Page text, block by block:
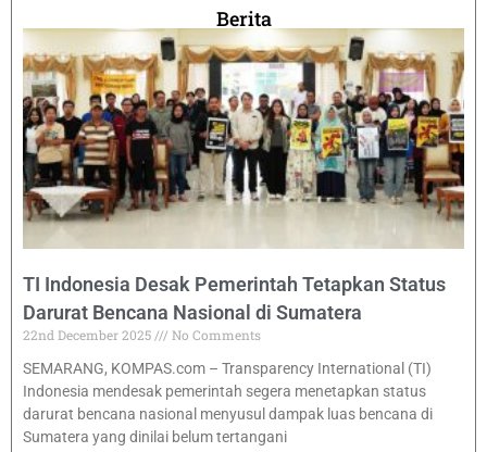
Berita
TI Indonesia Desak Pemerintah Tetapkan Status
Darurat Bencana Nasional di Sumatera
22nd December 2025
No Comments
SEMARANG, KOMPAS.com – Transparency International (TI)
Indonesia mendesak pemerintah segera menetapkan status
darurat bencana nasional menyusul dampak luas bencana di
Sumatera yang dinilai belum tertangani